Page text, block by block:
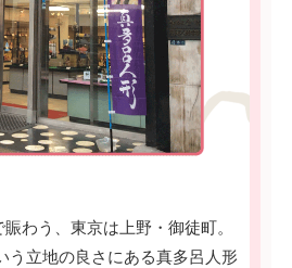
わう、東京は上野・御徒町。
う立地の良さにある真多呂人形